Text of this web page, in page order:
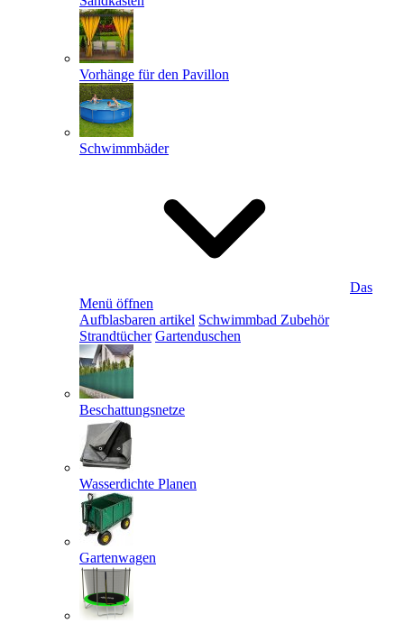
Vorhänge für den Pavillon
Schwimmbäder
Das
Menü öffnen
Aufblasbaren artikel Schwimmbad Zubehör
Strandtücher Gartenduschen
Beschattungsnetze
Wasserdichte Planen
Gartenwagen